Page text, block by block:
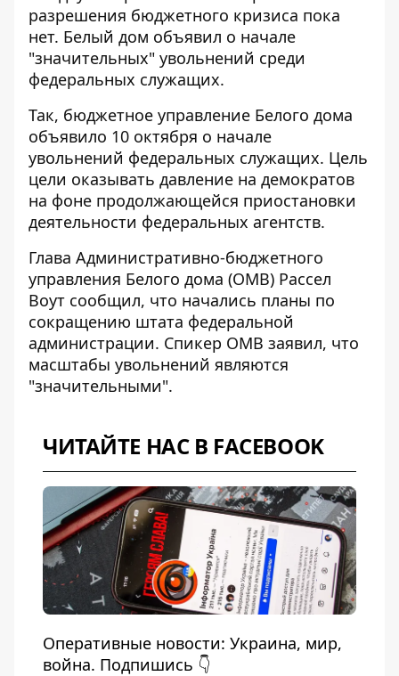
разрешения бюджетного кризиса пока
нет. Белый дом объявил о начале
"значительных" увольнений среди
федеральных служащих.
Так, бюджетное управление Белого дома
объявило 10 октября о начале
увольнений федеральных служащих. Цель
цели оказывать давление на демократов
на фоне продолжающейся приостановки
деятельности федеральных агентств.
Глава Административно-бюджетного
управления Белого дома (OMB) Рассел
Воут сообщил, что начались планы по
сокращению штата федеральной
администрации. Спикер OMB заявил, что
масштабы увольнений являются
"значительными".
ЧИТАЙТЕ НАС В FACEBOOK
Оперативные новости: Украина, мир,
война. Подпишись 👇